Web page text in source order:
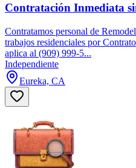
Contratación Inmediata
Contratamos personal de
trabajos residenciales por
aplica al (909) 999-5...
Independiente
Eureka, CA